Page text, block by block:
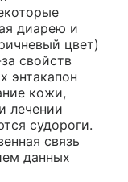
диарею и
цвет)
свойств
энтакапон
кожи,
лечении
судороги.
связь
данных